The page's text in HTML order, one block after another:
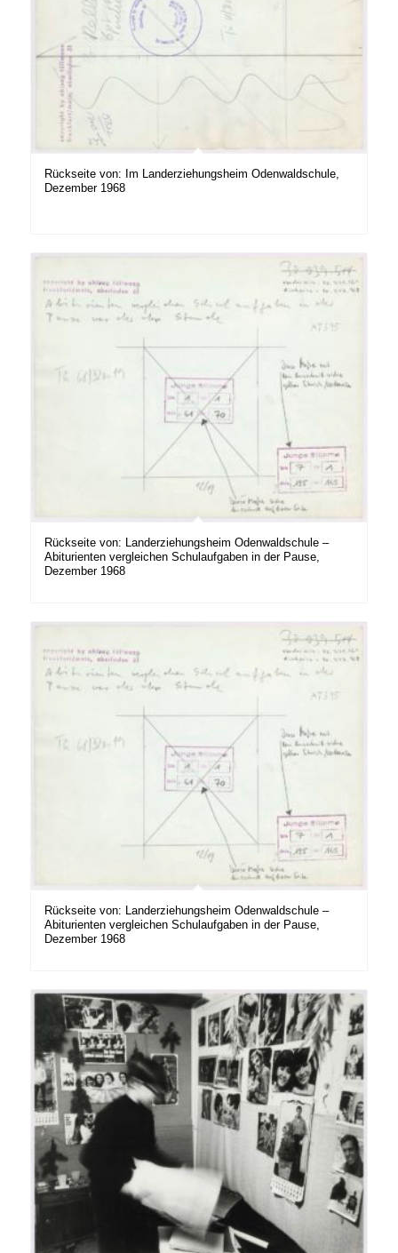
Rückseite von: Im Landerziehungsheim Odenwaldschule,
Dezember 1968
Rückseite von: Landerziehungsheim Odenwaldschule –
Abiturienten vergleichen Schulaufgaben in der Pause,
Dezember 1968
Rückseite von: Landerziehungsheim Odenwaldschule –
Abiturienten vergleichen Schulaufgaben in der Pause,
Dezember 1968